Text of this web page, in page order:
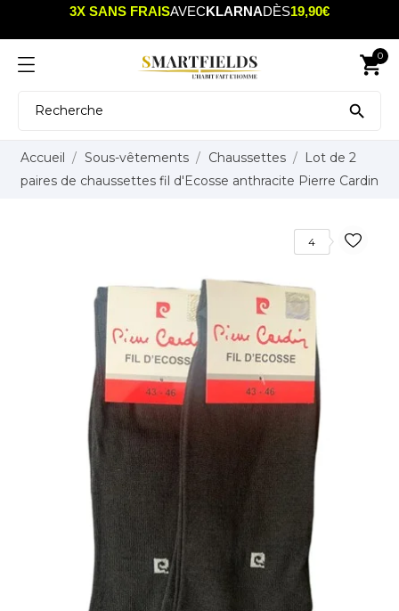
3X SANS FRAISAVECKLARNADÈS19,90€
shopping_cart
0

Accueil Sous-vêtements Chaussettes
Lot de 2
paires de chaussettes fil d'Ecosse anthracite Pierre Cardin
4